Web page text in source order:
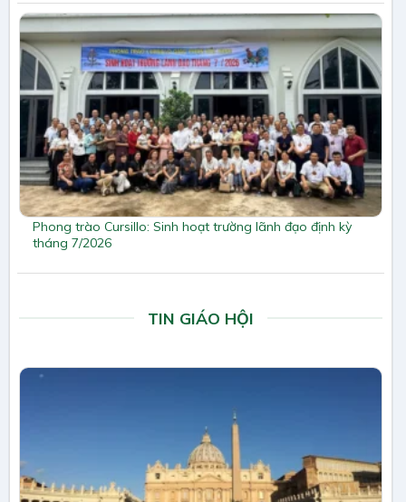
Phong trào Cursillo: Sinh hoạt trường lãnh đạo định kỳ
tháng 7/2026
TIN GIÁO HỘI